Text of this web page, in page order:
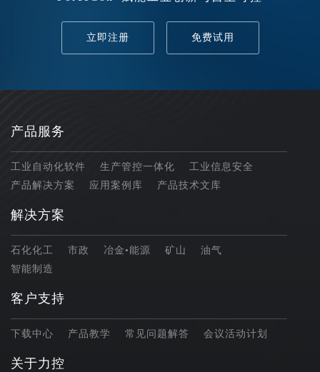
立即注册 免费试用
产品服务
工业自动化软件 生产管控一体化
工业信息安全
产品解决方案
应用案例库 产品技术文库
解决方案
石化化工 市政 冶金•能源 矿山
油气
智能制造
客户支持
下载中心 产品教学 常见问题解答 会议活动计划
关于力控